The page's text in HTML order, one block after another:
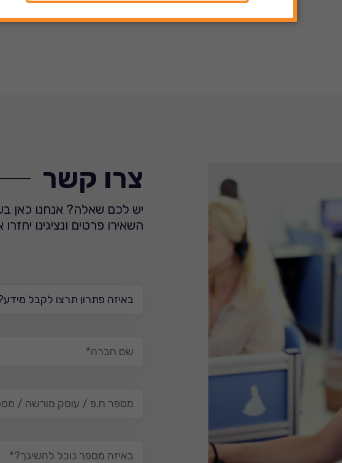
צרו קשר
יש לכם שאלה? אנחנו כאן
השאירו פרטים ונציגינו